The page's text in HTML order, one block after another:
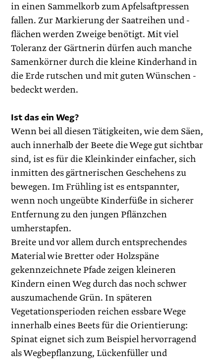
in einen Sammelkorb zum Apfelsaftpressen
fallen. Zur Markierung der Saatreihen und -
flächen werden Zweige benötigt. Mit viel
Toleranz der Gärtnerin dürfen auch manche
Samenkörner durch die kleine Kinderhand in
die Erde rutschen und mit guten Wünschen ­
bedeckt werden.
Ist das ein Weg?
Wenn bei all diesen Tätigkeiten, wie dem Säen,
auch innerhalb der Beete die Wege gut sichtbar
sind, ist es für die Kleinkinder einfacher, sich
inmitten des gärtnerischen Geschehens zu
bewegen. Im Frühling ist es entspannter,
wenn noch ungeübte Kinderfüße in sicherer
Entfernung zu den jungen Pflänzchen
umherstapfen.
Breite und vor allem durch entsprechendes
Material wie Bretter oder Holzspäne
gekennzeichnete Pfade zeigen kleineren
Kindern einen Weg durch das noch schwer
auszumachende Grün. In späteren
Vegetationsperioden reichen essbare Wege
innerhalb eines Beets für die Orientierung:
Spinat eignet sich zum Beispiel hervorragend
als Wegbepflanzung, Lückenfüller und